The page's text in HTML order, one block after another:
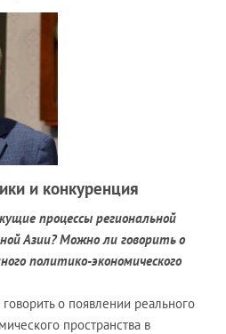
и конкуренция
процессы региональной
Азии? Можно ли говорить о
политико-экономического
о появлении реального
пространства в